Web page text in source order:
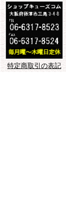
特定商取引の表記